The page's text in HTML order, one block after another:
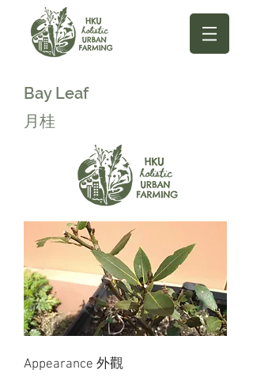
Bay Leaf
月桂
Appearance 外觀